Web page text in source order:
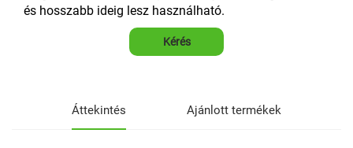
és hosszabb ideig lesz használható.
Kérés
Áttekintés Ajánlott termékek